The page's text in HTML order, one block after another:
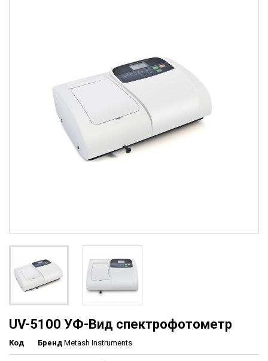
UV-5100 УФ-Вид спектрофотометр
Код Бренд Metash Instruments